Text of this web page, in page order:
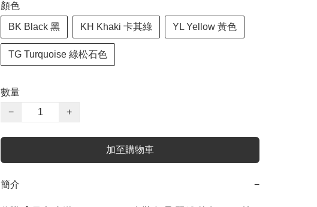
顏色
BK Black 黑 KH Khaki 卡其綠 YL Yellow 黃色
TG Turquoise 綠松石色
數量
−
+
加至購物車
簡介 −